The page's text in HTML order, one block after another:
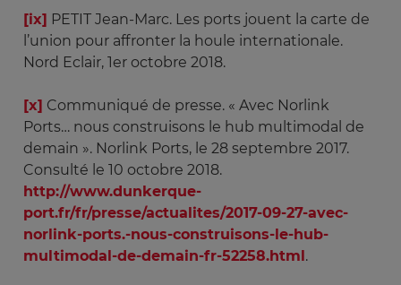
[ix] PETIT Jean-Marc. Les ports jouent la carte de
l’union pour affronter la houle internationale.
Nord Eclair, 1er octobre 2018.
[x] Communiqué de presse. « Avec Norlink
Ports… nous construisons le hub multimodal de
demain ». Norlink Ports, le 28 septembre 2017.
Consulté le 10 octobre 2018.
http://www.dunkerque-
port.fr/fr/presse/actualites/2017-09-27-avec-
norlink-ports.-nous-construisons-le-hub-
multimodal-de-demain-fr-52258.html .